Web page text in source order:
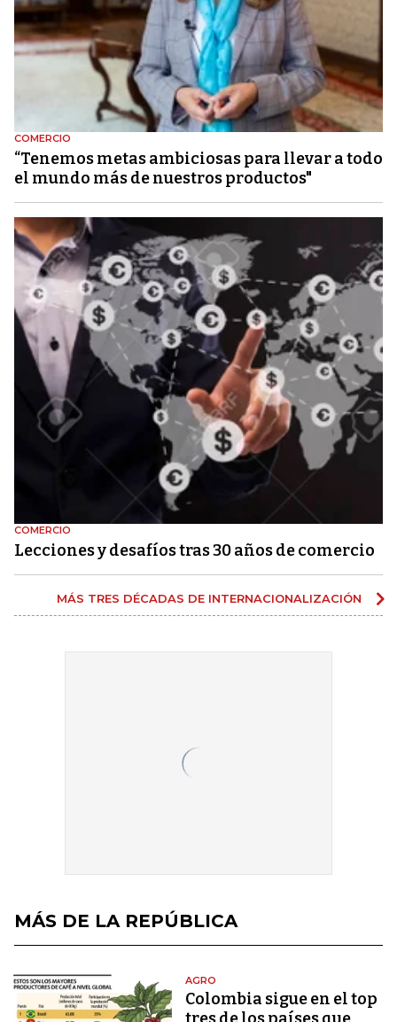
COMERCIO
“Tenemos metas ambiciosas para llevar a todo
el mundo más de nuestros productos"
COMERCIO
Lecciones y desafíos tras 30 años de comercio
MÁS TRES DÉCADAS DE INTERNACIONALIZACIÓN
MÁS DE LA REPÚBLICA
AGRO
Colombia sigue en el top